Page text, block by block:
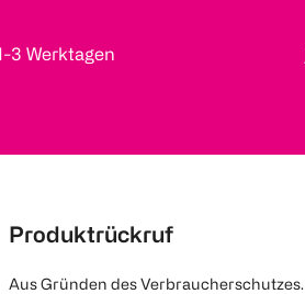
3 Werktagen
Produktrückruf
Aus Gründen des Verbraucherschutzes.